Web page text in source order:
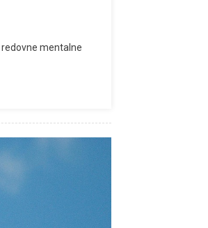
mentalne